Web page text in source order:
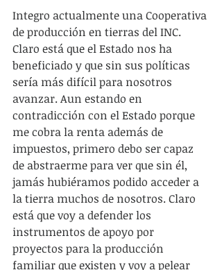
Integro actualmente una Cooperativa
de producción en tierras del INC.
Claro está que el Estado nos ha
beneficiado y que sin sus políticas
sería más difícil para nosotros
avanzar. Aun estando en
contradicción con el Estado porque
me cobra la renta además de
impuestos, primero debo ser capaz
de abstraerme para ver que sin él,
jamás hubiéramos podido acceder a
la tierra muchos de nosotros. Claro
está que voy a defender los
instrumentos de apoyo por
proyectos para la producción
familiar que existen y voy a pelear